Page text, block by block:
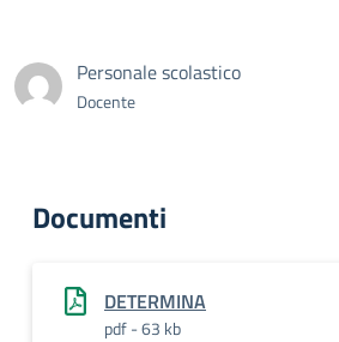
Personale scolastico
Docente
Documenti
DETERMINA
pdf - 63 kb